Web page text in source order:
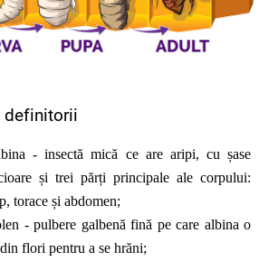
definitorii
- insectă mică ce are aripi, cu șase
și trei părți principale ale corpului:
torace și abdomen;
- pulbere galbenă fină pe care albina o
flori pentru a se hrăni;